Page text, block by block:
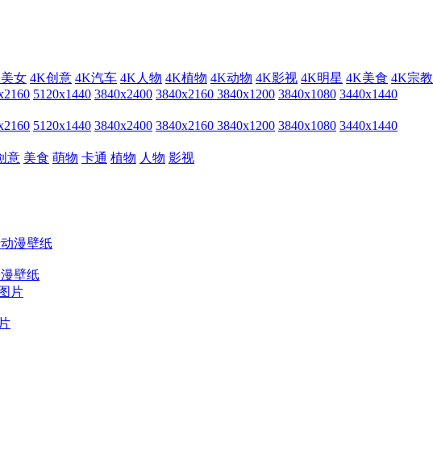
女 4K创意 4K汽车 4K人物 4K植物 4K动物 4K影视 4K明星 4K美食 4K宗教
5120x1440 3840x2400 3840x2160 3840x1200 3840x1080 3440x1440
5120x1440 3840x2400 3840x2160 3840x1200 3840x1080 3440x1440
意 美食 萌物 卡通 植物 人物 影视
壁纸